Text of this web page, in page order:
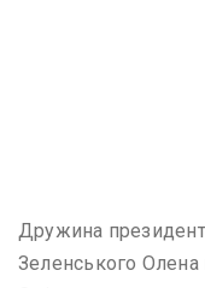
Дружина
Зеленського Олена